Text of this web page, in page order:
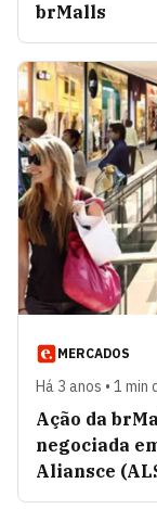
brMalls
MERCADOS
Há 3 anos • 1
Ação da
negociada
Aliansce